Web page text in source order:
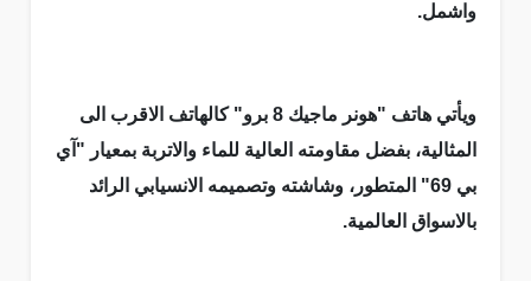
واشمل.
ويأتي هاتف "هونر ماجيك 8 برو" كالهاتف الاقرب الى
المثالية، بفضل مقاومته العالية للماء والاتربة بمعيار "آي
بي 69" المتطور، وشاشته وتصميمه الانسيابي الرائد
بالاسواق العالمية.